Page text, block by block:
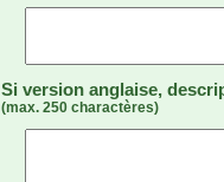
Si version anglaise,
(max. 250 charactères)